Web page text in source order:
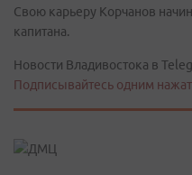
Свою карьеру Корчанов
капитана.
Новости Владивостока в
Подписывайтесь одним